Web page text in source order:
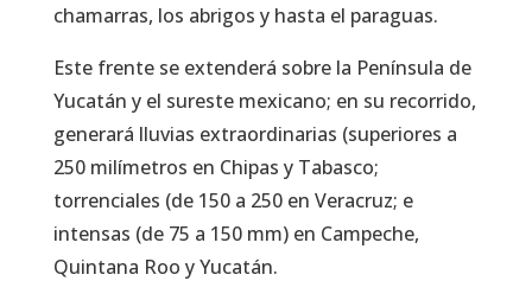
chamarras, los abrigos y hasta el paraguas.
Este frente se extenderá sobre la Península de
Yucatán y el sureste mexicano; en su recorrido,
generará lluvias extraordinarias (superiores a
250 milímetros en Chipas y Tabasco;
torrenciales (de 150 a 250 en Veracruz; e
intensas (de 75 a 150 mm) en Campeche,
Quintana Roo y Yucatán.